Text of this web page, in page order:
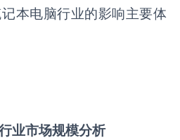
本电脑行业的影响主要体
业市场规模分析